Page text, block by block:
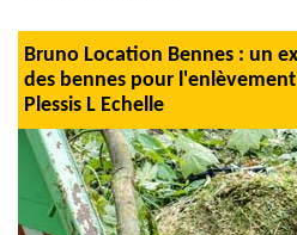
Bruno Location Bennes : un
des bennes pour
Plessis L Echelle